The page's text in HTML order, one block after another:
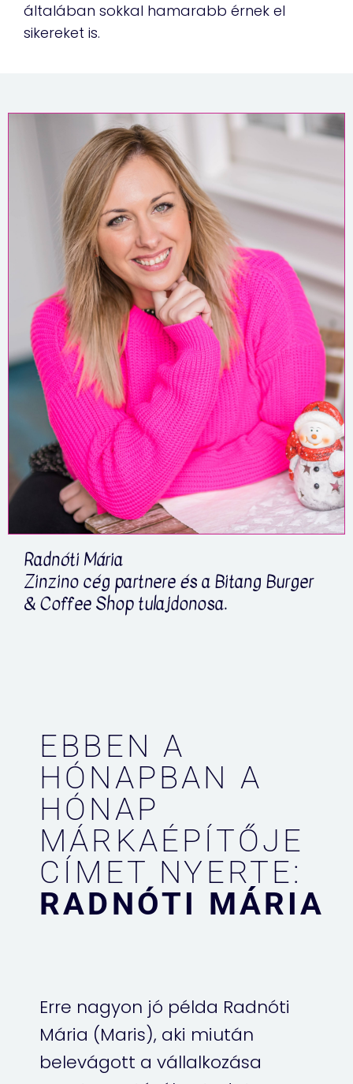
általában sokkal hamarabb érnek el
sikereket is.
Radnóti Mária
Zinzino cég partnere és a Bitang Burger
& Coffee Shop tulajdonosa.
EBBEN A
HÓNAPBAN A
HÓNAP
MÁRKAÉPÍTŐJE
CÍMET NYERTE:
RADNÓTI MÁRIA
Erre nagyon jó példa Radnóti
Mária (Maris), aki miután
belevágott a vállalkozása